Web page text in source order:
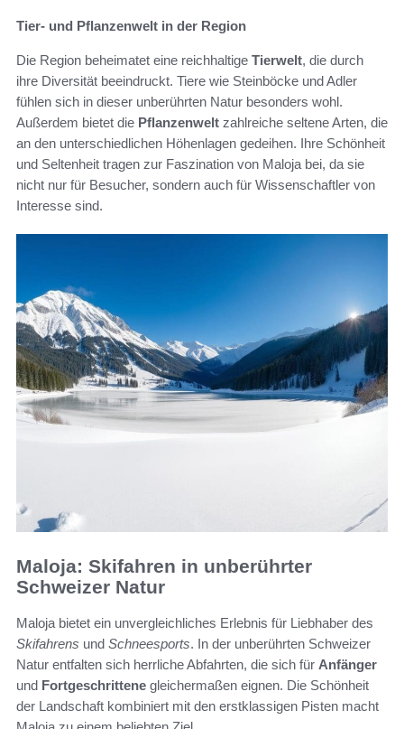
Tier- und Pflanzenwelt in der Region
Die Region beheimatet eine reichhaltige Tierwelt, die durch
ihre Diversität beeindruckt. Tiere wie Steinböcke und Adler
fühlen sich in dieser unberührten Natur besonders wohl.
Außerdem bietet die Pflanzenwelt zahlreiche seltene Arten, die
an den unterschiedlichen Höhenlagen gedeihen. Ihre Schönheit
und Seltenheit tragen zur Faszination von Maloja bei, da sie
nicht nur für Besucher, sondern auch für Wissenschaftler von
Interesse sind.
Maloja: Skifahren in unberührter
Schweizer Natur
Maloja bietet ein unvergleichliches Erlebnis für Liebhaber des
Skifahrens und Schneesports. In der unberührten Schweizer
Natur entfalten sich herrliche Abfahrten, die sich für Anfänger
und Fortgeschrittene gleichermaßen eignen. Die Schönheit
der Landschaft kombiniert mit den erstklassigen Pisten macht